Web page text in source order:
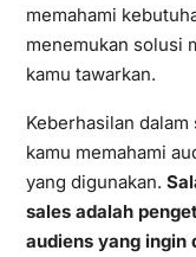
memahami
menemukan solusi
kamu tawarkan.
Keberhasilan
kamu memahami
yang digunakan.
sales adalah
audiens yang ingin